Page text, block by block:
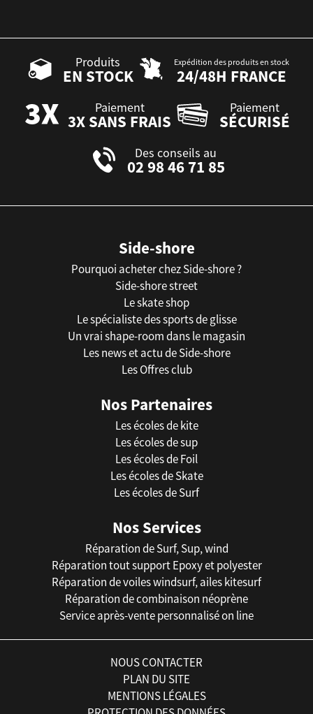
Produits
EN STOCK
Expédition des produits en stock
24/48H FRANCE
Paiement
3X SANS FRAIS
Paiement
SÉCURISÉ
Des conseils au
02 98 46 71 85
Side-shore
Pourquoi acheter chez Side-shore ?
Side-shore street
Le skate shop
Le spécialiste des sports de glisse
Un vrai shape-room dans le magasin
Les news et actu de Side-shore
Les Offres club
Nos Partenaires
Les écoles de kite
Les écoles de sup
Les écoles de Foil
Les écoles de Skate
Les écoles de Surf
Nos Services
Réparation de Surf, Sup, wind
Réparation tout support Epoxy et polyester
Réparation de voiles windsurf, ailes kitesurf
Réparation de combinaison néoprène
Service après-vente personnalisé on line
NOUS CONTACTER
PLAN DU SITE
MENTIONS LÉGALES